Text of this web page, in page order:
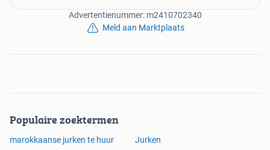
Advertentienummer: m2410702340
Meld aan Marktplaats
Populaire zoektermen
marokkaanse jurken te huur
Jurken